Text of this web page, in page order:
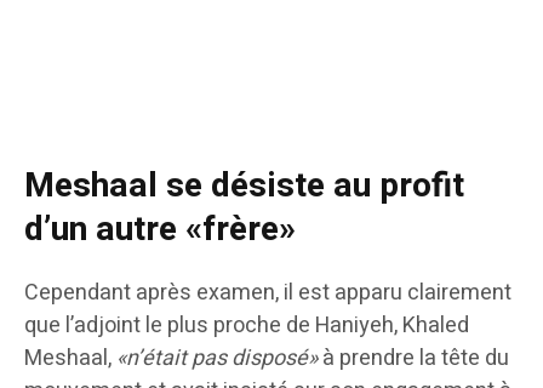
Meshaal se désiste au profit
d’un autre «frère»
Cependant après examen, il est apparu clairement
que l’adjoint le plus proche de Haniyeh, Khaled
Meshaal, «n’était pas disposé»à prendre la tête du